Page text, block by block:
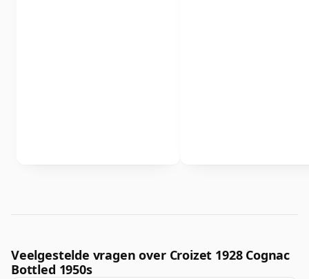
Veelgestelde vragen over Croizet 1928 Cognac
Bottled 1950s